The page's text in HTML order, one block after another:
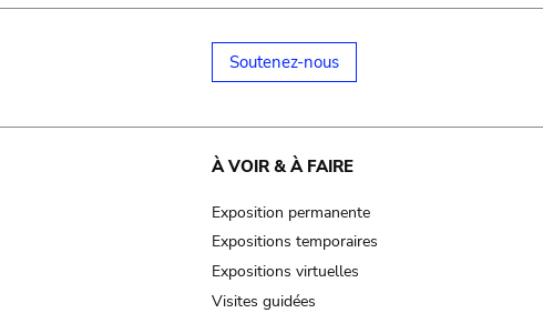
Soutenez-nous
À VOIR & À FAIRE
Exposition permanente
Expositions temporaires
Expositions virtuelles
Visites guidées